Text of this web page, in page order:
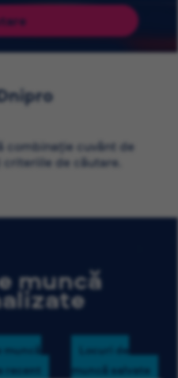
combinație cuvânt de
de căutare.
muncă
muncă
recent
Locuri de
muncă salvate